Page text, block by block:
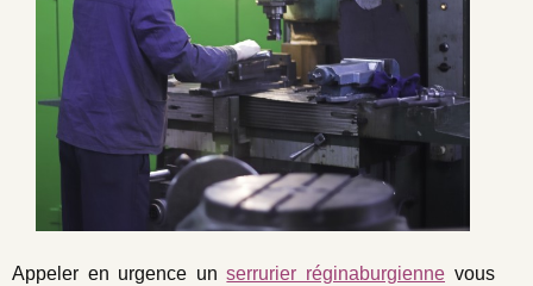
Appeler en urgence unserrurier réginaburgienne vous